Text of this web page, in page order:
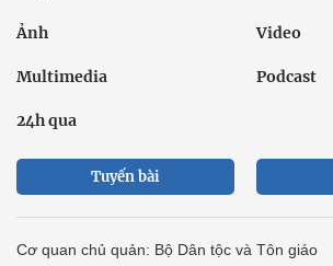
Ảnh Video
Multimedia Podcast
24h qua
Tuyến bài
Cơ quan chủ quản: Bộ Dân tộc và Tôn giáo